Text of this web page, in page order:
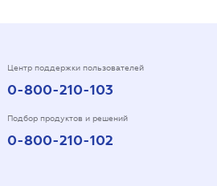
Центр поддержки пользователей
0-800-210-103
Подбор продуктов и решений
0-800-210-102